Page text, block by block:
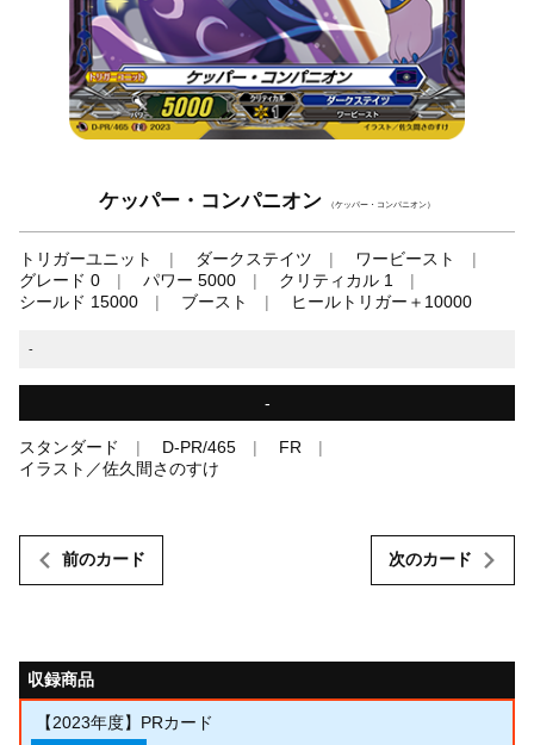
ケッパー・コンパニオン （ケッパー・コンパニオン）
トリガーユニット ダークステイツ
ワービースト
グレード 0
パワー 5000
クリティカル 1
シールド 15000
ブースト ヒールトリガー＋10000
-
-
スタンダード D-PR/465
FR
イラスト／佐久間さのすけ
前のカード 次のカード
収録商品
【2023年度】PRカード